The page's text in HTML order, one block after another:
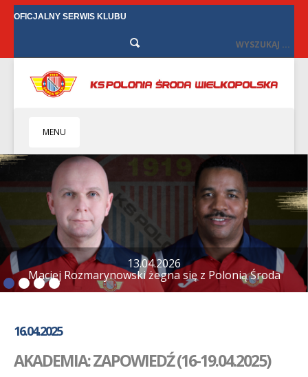
OFICJALNY SERWIS KLUBU
MENU
HOME
KLUB
BIZNES
SENIORZY
SENIORKI
BILETY
KONTAKT
16.04.2025
AKADEMIA: ZAPOWIEDŹ (16-19.04.2025)